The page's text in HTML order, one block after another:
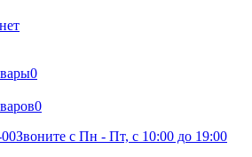
0
0
Звоните с Пн - Пт, с 10:00 до 19:00